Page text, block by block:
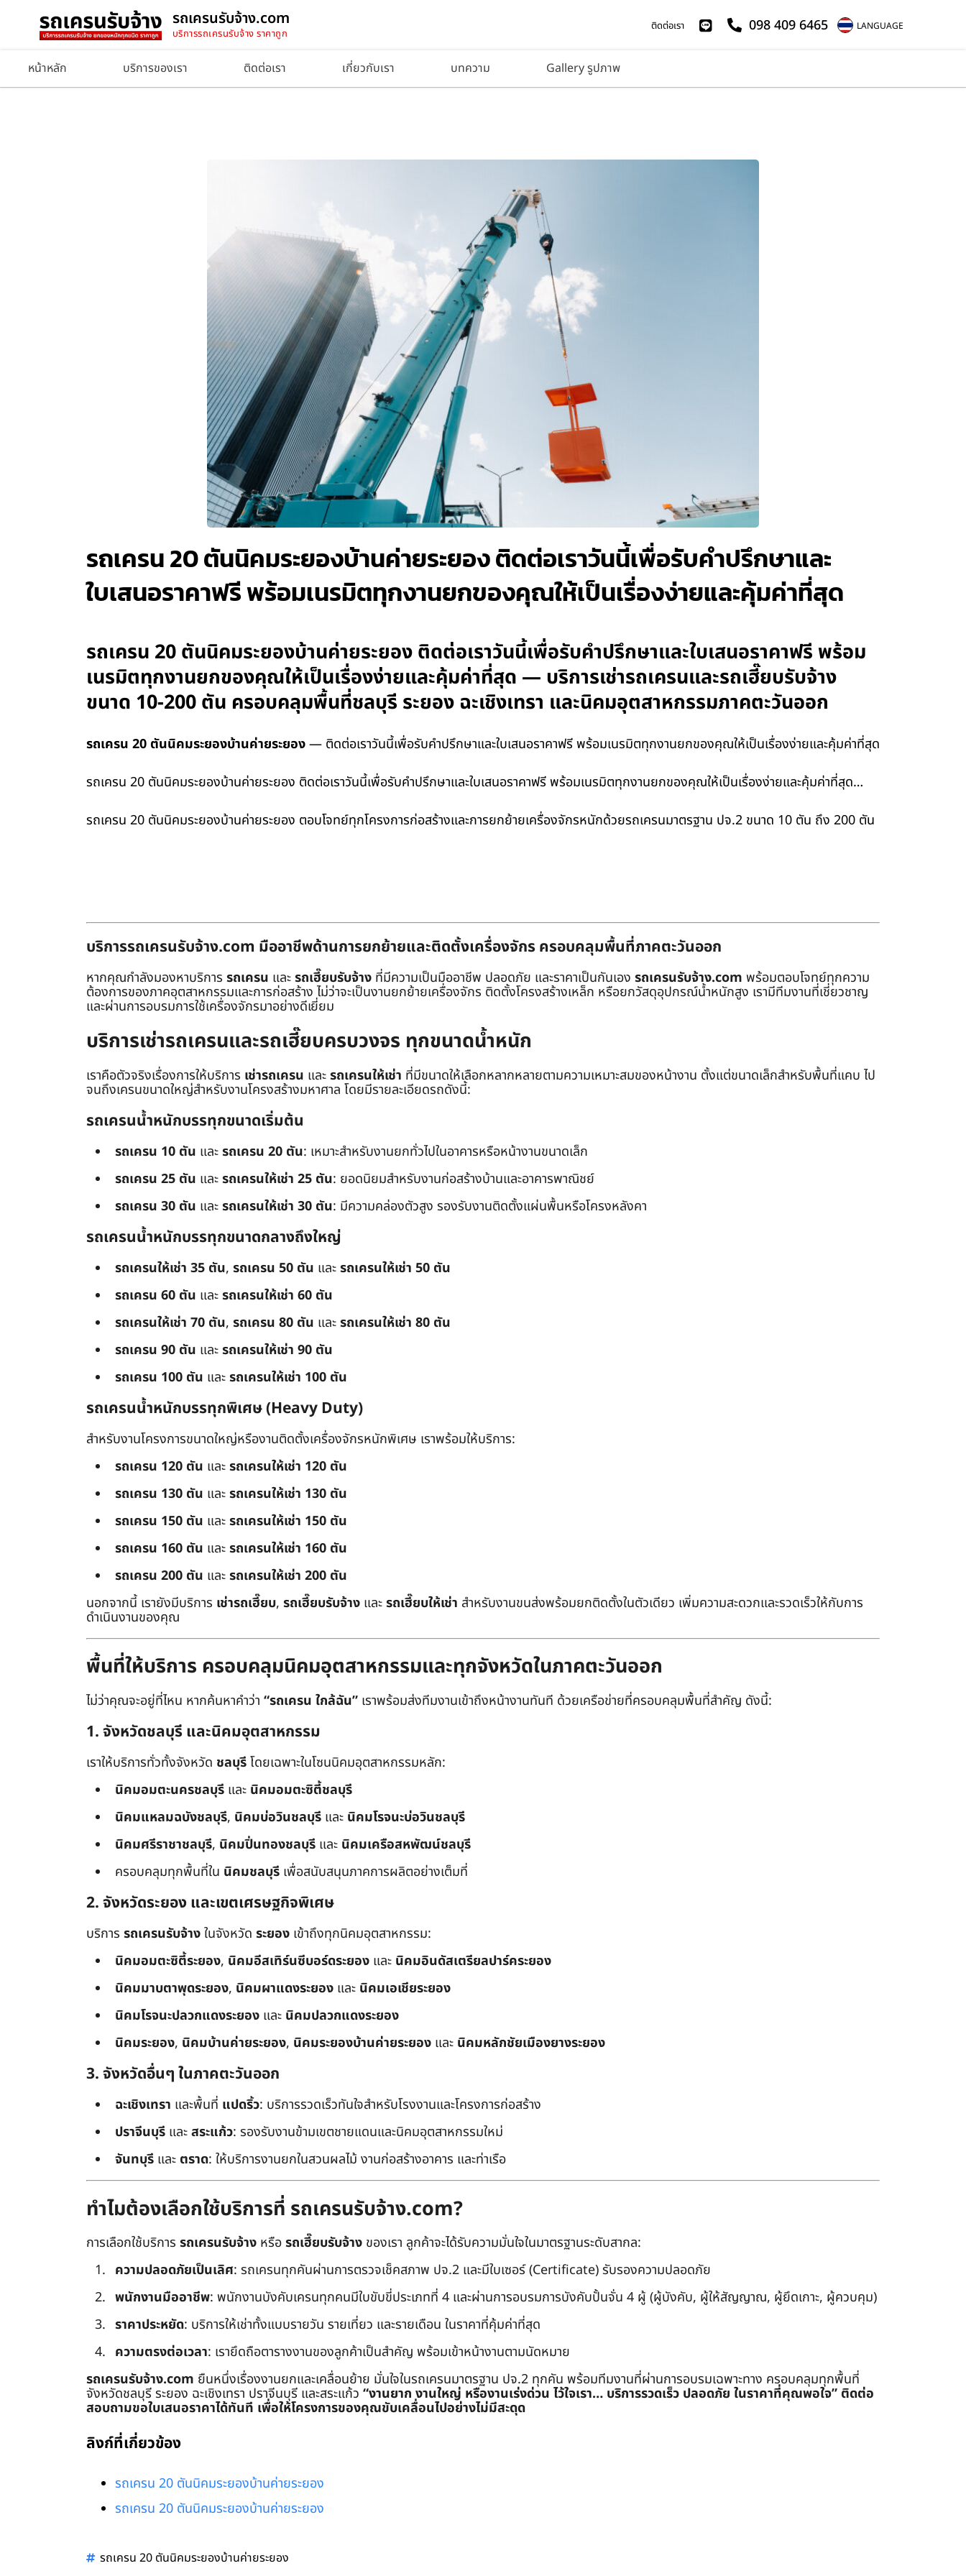
รถเครนรับจ้าง.com
บริการรถเครนรับจ้าง ราคาถูก
ติดต่อเรา 098 409 6465 LANGUAGE
หน้าหลัก บริการของเรา ติดต่อเรา เกี่ยวกับเรา บทความ Gallery รูปภาพ
รถเครน 20 ตันนิคมระยองบ้านค่ายระยอง ติดต่อเราวันนี้เพื่อรับคำปรึกษาและ
ใบเสนอราคาฟรี พร้อมเนรมิตทุกงานยกของคุณให้เป็นเรื่องง่ายและคุ้มค่าที่สุด
รถเครน 20 ตันนิคมระยองบ้านค่ายระยอง ติดต่อเราวันนี้เพื่อรับคำปรึกษาและใบเสนอราคาฟรี พร้อม
เนรมิตทุกงานยกของคุณให้เป็นเรื่องง่ายและคุ้มค่าที่สุด — บริการเช่ารถเครนและรถเฮี๊ยบรับจ้าง
ขนาด 10-200 ตัน ครอบคลุมพื้นที่ชลบุรี ระยอง ฉะเชิงเทรา และนิคมอุตสาหกรรมภาคตะวันออก
รถเครน 20 ตันนิคมระยองบ้านค่ายระยอง— ติดต่อเราวันนี้เพื่อรับคำปรึกษาและใบเสนอราคาฟรี พร้อมเนรมิตทุกงานยกของคุณให้เป็นเรื่องง่ายและคุ้มค่าที่สุด
รถเครน 20 ตันนิคมระยองบ้านค่ายระยอง ติดต่อเราวันนี้เพื่อรับคำปรึกษาและใบเสนอราคาฟรี พร้อมเนรมิตทุกงานยกของคุณให้เป็นเรื่องง่ายและคุ้มค่าที่สุด…
รถเครน 20 ตันนิคมระยองบ้านค่ายระยอง ตอบโจทย์ทุกโครงการก่อสร้างและการยกย้ายเครื่องจักรหนักด้วยรถเครนมาตรฐาน ปจ.2 ขนาด 10 ตัน ถึง 200 ตัน
บริการรถเครนรับจ้าง.com มืออาชีพด้านการยกย้ายและติดตั้งเครื่องจักร ครอบคลุมพื้นที่ภาคตะวันออก
หากคุณกำลังมองหาบริการ รถเครน และรถเฮี๊ยบรับจ้าง ที่มีความเป็นมืออาชีพ ปลอดภัย และราคาเป็นกันเอง รถเครนรับจ้าง.com พร้อมตอบโจทย์ทุกความ
ต้องการของภาคอุตสาหกรรมและการก่อสร้าง ไม่ว่าจะเป็นงานยกย้ายเครื่องจักร ติดตั้งโครงสร้างเหล็ก หรือยกวัสดุอุปกรณ์น้ำหนักสูง เรามีทีมงานที่เชี่ยวชาญ
และผ่านการอบรมการใช้เครื่องจักรมาอย่างดีเยี่ยม
บริการเช่ารถเครนและรถเฮี๊ยบครบวงจร ทุกขนาดน้ำหนัก
เราคือตัวจริงเรื่องการให้บริการ เช่ารถเครน และรถเครนให้เช่า ที่มีขนาดให้เลือกหลากหลายตามความเหมาะสมของหน้างาน ตั้งแต่ขนาดเล็กสำหรับพื้นที่แคบ ไป
จนถึงเครนขนาดใหญ่สำหรับงานโครงสร้างมหาศาล โดยมีรายละเอียดรถดังนี้:
รถเครนน้ำหนักบรรทุกขนาดเริ่มต้น
รถเครน 10 ตัน และรถเครน 20 ตัน: เหมาะสำหรับงานยกทั่วไปในอาคารหรือหน้างานขนาดเล็ก
รถเครน 25 ตัน และรถเครนให้เช่า 25 ตัน: ยอดนิยมสำหรับงานก่อสร้างบ้านและอาคารพาณิชย์
รถเครน 30 ตัน และรถเครนให้เช่า 30 ตัน: มีความคล่องตัวสูง รองรับงานติดตั้งแผ่นพื้นหรือโครงหลังคา
รถเครนน้ำหนักบรรทุกขนาดกลางถึงใหญ่
รถเครนให้เช่า 35 ตัน, รถเครน 50 ตัน และรถเครนให้เช่า 50 ตัน
รถเครน 60 ตัน และรถเครนให้เช่า 60 ตัน
รถเครนให้เช่า 70 ตัน, รถเครน 80 ตัน และรถเครนให้เช่า 80 ตัน
รถเครน 90 ตัน และรถเครนให้เช่า 90 ตัน
รถเครน 100 ตัน และรถเครนให้เช่า 100 ตัน
รถเครนน้ำหนักบรรทุกพิเศษ (Heavy Duty)
สำหรับงานโครงการขนาดใหญ่หรืองานติดตั้งเครื่องจักรหนักพิเศษ เราพร้อมให้บริการ:
รถเครน 120 ตัน และรถเครนให้เช่า 120 ตัน
รถเครน 130 ตัน และรถเครนให้เช่า 130 ตัน
รถเครน 150 ตัน และรถเครนให้เช่า 150 ตัน
รถเครน 160 ตัน และรถเครนให้เช่า 160 ตัน
รถเครน 200 ตัน และรถเครนให้เช่า 200 ตัน
นอกจากนี้ เรายังมีบริการ เช่ารถเฮี๊ยบ, รถเฮี๊ยบรับจ้าง และรถเฮี๊ยบให้เช่า สำหรับงานขนส่งพร้อมยกติดตั้งในตัวเดียว เพิ่มความสะดวกและรวดเร็วให้กับการ
ดำเนินงานของคุณ
พื้นที่ให้บริการ ครอบคลุมนิคมอุตสาหกรรมและทุกจังหวัดในภาคตะวันออก
ไม่ว่าคุณจะอยู่ที่ไหน หากค้นหาคำว่า “รถเครน ใกล้ฉัน” เราพร้อมส่งทีมงานเข้าถึงหน้างานทันที ด้วยเครือข่ายที่ครอบคลุมพื้นที่สำคัญ ดังนี้:
1. จังหวัดชลบุรี และนิคมอุตสาหกรรม
เราให้บริการทั่วทั้งจังหวัด ชลบุรีโดยเฉพาะในโซนนิคมอุตสาหกรรมหลัก:
นิคมอมตะนครชลบุรี และ นิคมอมตะซิตี้ชลบุรี
นิคมแหลมฉบังชลบุรี, นิคมบ่อวินชลบุรี และ นิคมโรจนะบ่อวินชลบุรี
นิคมศรีราชาชลบุรี, นิคมปิ่นทองชลบุรี และ นิคมเครือสหพัฒน์ชลบุรี
ครอบคลุมทุกพื้นที่ใน นิคมชลบุรี เพื่อสนับสนุนภาคการผลิตอย่างเต็มที่
2. จังหวัดระยอง และเขตเศรษฐกิจพิเศษ
บริการ รถเครนรับจ้างในจังหวัด ระยอง เข้าถึงทุกนิคมอุตสาหกรรม:
นิคมอมตะซิตี้ระยอง, นิคมอีสเทิร์นซีบอร์ดระยอง และ นิคมอินดัสเตรียลปาร์คระยอง
นิคมมาบตาพุดระยอง, นิคมผาแดงระยอง และ นิคมเอเชียระยอง
นิคมโรจนะปลวกแดงระยอง และ นิคมปลวกแดงระยอง
นิคมระยอง, นิคมบ้านค่ายระยอง, นิคมระยองบ้านค่ายระยอง และ นิคมหลักชัยเมืองยางระยอง
3. จังหวัดอื่นๆ ในภาคตะวันออก
ฉะเชิงเทรา และพื้นที่ แปดริ้ว: บริการรวดเร็วทันใจสำหรับโรงงานและโครงการก่อสร้าง
ปราจีนบุรี และสระแก้ว: รองรับงานข้ามเขตชายแดนและนิคมอุตสาหกรรมใหม่
จันทบุรี และ ตราด: ให้บริการงานยกในสวนผลไม้ งานก่อสร้างอาคาร และท่าเรือ
ทำไมต้องเลือกใช้บริการที่ รถเครนรับจ้าง.com?
การเลือกใช้บริการ รถเครนรับจ้าง หรือรถเฮี๊ยบรับจ้าง ของเรา ลูกค้าจะได้รับความมั่นใจในมาตรฐานระดับสากล:
ความปลอดภัยเป็นเลิศ: รถเครนทุกคันผ่านการตรวจเช็คสภาพ ปจ.2 และมีใบเซอร์ (Certificate) รับรองความปลอดภัย
พนักงานมืออาชีพ: พนักงานบังคับเครนทุกคนมีใบขับขี่ประเภทที่ 4 และผ่านการอบรมการบังคับปั้นจั่น 4 ผู้ (ผู้บังคับ, ผู้ให้สัญญาณ, ผู้ยึดเกาะ, ผู้ควบคุม)
ราคาประหยัด: บริการให้เช่าทั้งแบบรายวัน รายเที่ยว และรายเดือน ในราคาที่คุ้มค่าที่สุด
ความตรงต่อเวลา: เรายึดถือตารางงานของลูกค้าเป็นสำคัญ พร้อมเข้าหน้างานตามนัดหมาย
รถเครนรับจ้าง.com ยืนหนึ่งเรื่องงานยกและเคลื่อนย้าย มั่นใจในรถเครนมาตรฐาน ปจ.2 ทุกคัน พร้อมทีมงานที่ผ่านการอบรมเฉพาะทาง ครอบคลุมทุกพื้นที่
จังหวัดชลบุรี ระยอง ฉะเชิงเทรา ปราจีนบุรี และสระแก้ว “งานยาก งานใหญ่ หรืองานเร่งด่วน ไว้ใจเรา… บริการรวดเร็ว ปลอดภัย ในราคาที่คุณพอใจ” ติดต่อ
สอบถามขอใบเสนอราคาได้ทันที เพื่อให้โครงการของคุณขับเคลื่อนไปอย่างไม่มีสะดุด
ลิงก์ที่เกี่ยวข้อง
รถเครน 20 ตันนิคมระยองบ้านค่ายระยอง
รถเครน 20 ตันนิคมระยองบ้านค่ายระยอง
รถเครน 20 ตันนิคมระยองบ้านค่ายระยอง